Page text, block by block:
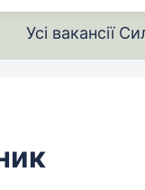
Усі вакансії